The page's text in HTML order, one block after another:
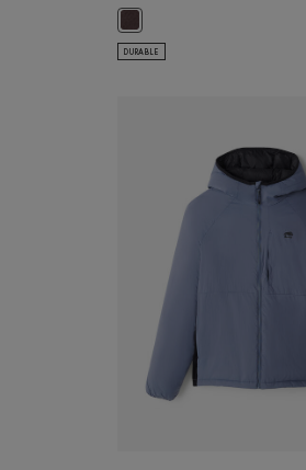
DURABLE